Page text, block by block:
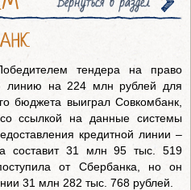
тендера на право
линию на 224 млн рублей для
бюджета выиграл Совкомбанк,
ссылкой на данные системы
кредитной линии –
составит 31 млн 95 тыс. 519
от Сбербанка, но он
31 млн 282 тыс. 768 рублей.